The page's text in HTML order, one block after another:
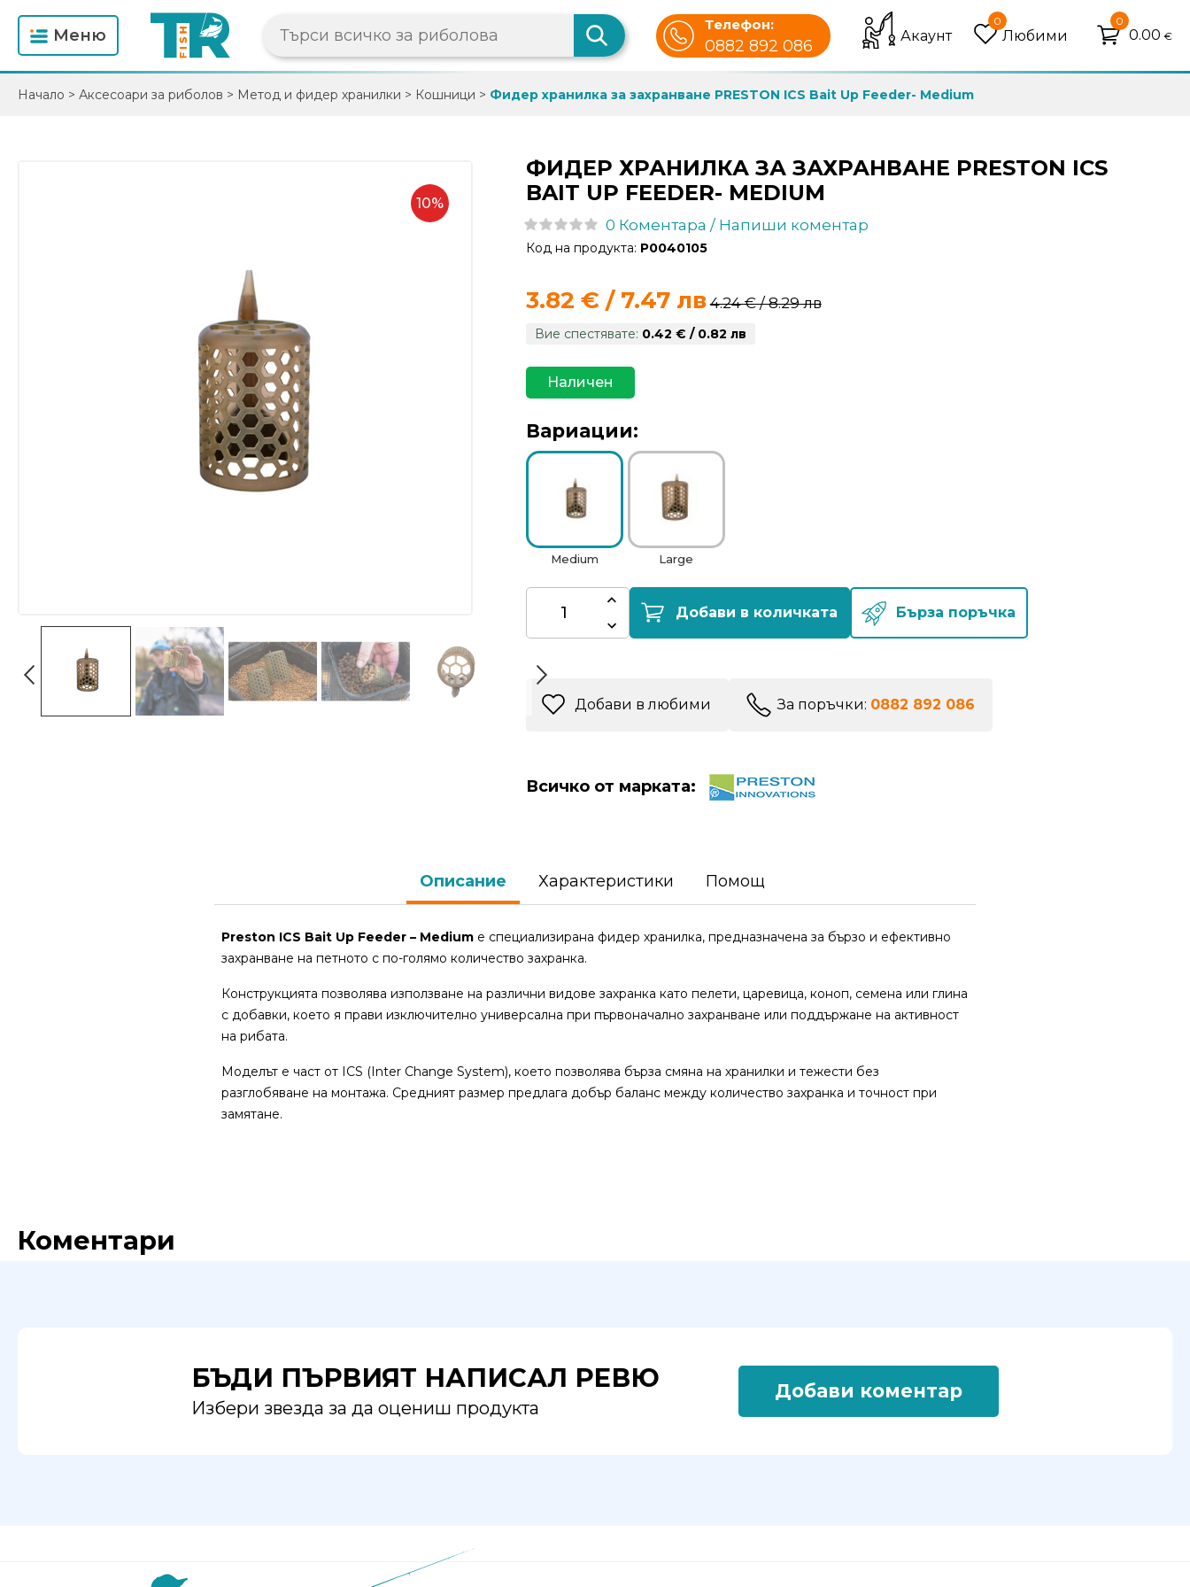
Mеню
Телефон:
0882 892 086
Акаунт
0
Любими
0
0.00 €
Начало > Аксесоари за риболов > Метод и фидер хранилки > Кошници > Фидер хранилка за захранване PRESTON ICS Bait Up Feeder- Medium
10%
ФИДЕР ХРАНИЛКА ЗА ЗАХРАНВАНЕ PRESTON ICS
BAIT UP FEEDER- MEDIUM
0 Коментара / Напиши коментар
Код на продукта: P0040105
3.82 € / 7.47 лв 4.24 € / 8.29 лв
Вие спестявате: 0.42 € / 0.82 лв
Наличен
Вариации:
Medium Large
Добави в количката Бърза поръчка
Добави в любими За поръчки: 0882 892 086
Всичко от марката:
Описание Характеристики Помощ
Preston ICS Bait Up Feeder – Mediumе специализирана фидер хранилка, предназначена за бързо и ефективно
захранване на петното с по-голямо количество захранка.
Конструкцията позволява използване на различни видове захранка като пелети, царевица, коноп, семена или глина
с добавки, което я прави изключително универсална при първоначално захранване или поддържане на активност
на рибата.
Моделът е част от ICS (Inter Change System), което позволява бърза смяна на хранилки и тежести без
разглобяване на монтажа. Средният размер предлага добър баланс между количество захранка и точност при
замятане.
Коментари
БЪДИ ПЪРВИЯТ НАПИСАЛ РЕВЮ
Избери звезда за да оцениш продукта
Добави коментар